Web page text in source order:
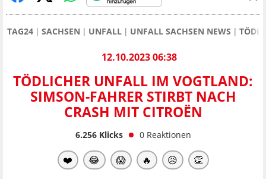
TAG24 SACHSEN UNFALL UNFALL SACHSEN NEWS
12.10.2023 06:38
TÖDLICHER UNFALL IM VOGTLAND:
SIMSON-FAHRER STIRBT NACH
CRASH MIT CITROËN
6.256Klicks 0 Reaktionen
❤️ 😂 😱 🔥 😥 👏